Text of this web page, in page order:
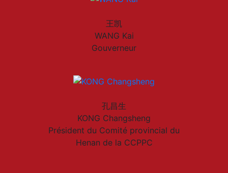
王凯
WANG Kai
Gouverneur
孔昌生
KONG Changsheng
Président du Comité provincial du
Henan de la CCPPC